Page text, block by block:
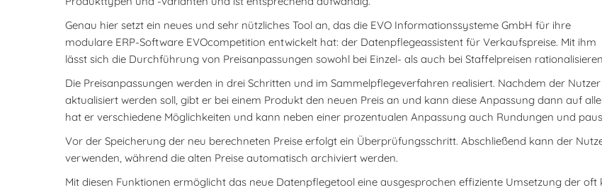
Genau hier setzt ein neues und sehr nützliches Tool an, das die EVO Informationssysteme GmbH für ihre
modulare ERP-Software EVOcompetition entwickelt hat: der Datenpflegeassistent für Verkaufspreise. Mit ihm
lässt sich die Durchführung von Preisanpassungen sowohl bei Einzel- als auch bei Staffelpreisen
Die Preisanpassungen werden in drei Schritten und im Sammelpflegeverfahren realisiert. Nachdem der
aktualisiert werden soll, gibt er bei einem Produkt den neuen Preis an und kann diese Anpassung dann auf
hat er verschiedene Möglichkeiten und kann neben einer prozentualen Anpassung auch Rundungen und
Vor der Speicherung der neu berechneten Preise erfolgt ein Überprüfungsschritt. Abschließend kann der
verwenden, während die alten Preise automatisch archiviert werden.
Mit diesen Funktionen ermöglicht das neue Datenpflegetool eine ausgesprochen effiziente Umsetzung der